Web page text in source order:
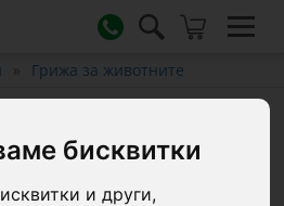
бисквитки
и други,
Грижа за животните
мухи, CIT
1 литър